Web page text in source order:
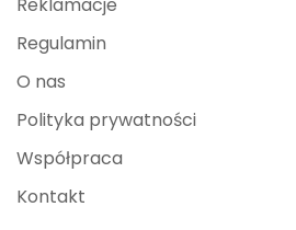
Regulamin
O nas
Polityka prywatności
Współpraca
Kontakt